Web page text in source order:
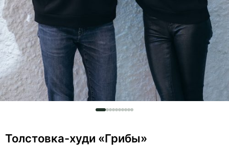
Толстовка-худи «Грибы»